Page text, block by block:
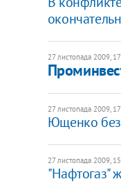
27 листопада 2009,
27 листопада 2009,
Ющенко без
27 листопада 2009,
"Нафтогаз"